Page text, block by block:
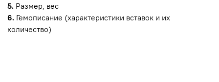
5. Размер, вес
6. Гемописание (характеристики вставок и их
количество)